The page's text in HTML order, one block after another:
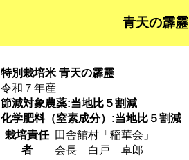
青天の霹靂
特別栽培米 青天の霹靂
令和７年産
節減対象農薬:当地比５割減
化学肥料（窒素成分）:当地比５割減
栽培責任
者
田舎館村「稲華会」
会長 白戸 卓郎